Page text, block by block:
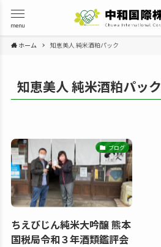
menu
ホーム 知恵美人 純米酒粕パック
知恵美人 純米酒粕パック
ブログ
ちえびじん純米大吟醸 熊本
国税局令和３年酒類鑑評会